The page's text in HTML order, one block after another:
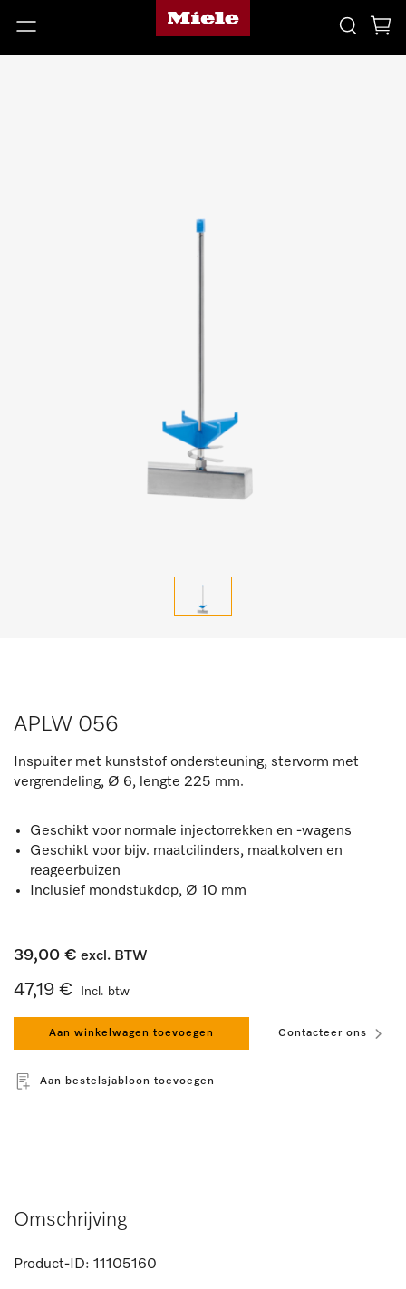
APLW 056
Inspuiter met kunststof ondersteuning, stervorm met
vergrendeling, Ø 6, lengte 225 mm.
Geschikt voor normale injectorrekken en -wagens
Geschikt voor bijv. maatcilinders, maatkolven en
reageerbuizen
Inclusief mondstukdop, Ø 10 mm
39,00 € excl. BTW
47,19 € Incl. btw
Aan winkelwagen toevoegen Contacteer ons
Aan bestelsjabloon toevoegen
Omschrijving
Product-ID: 11105160